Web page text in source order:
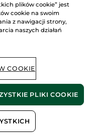
plików cookie” jest
cookie na swoim
z nawigacji strony,
naszych działań
COOKIE
PLIKI COOKIE